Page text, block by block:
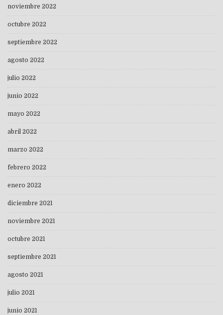
noviembre 2022
octubre 2022
septiembre 2022
agosto 2022
julio 2022
junio 2022
mayo 2022
abril 2022
marzo 2022
febrero 2022
enero 2022
diciembre 2021
noviembre 2021
octubre 2021
septiembre 2021
agosto 2021
julio 2021
junio 2021